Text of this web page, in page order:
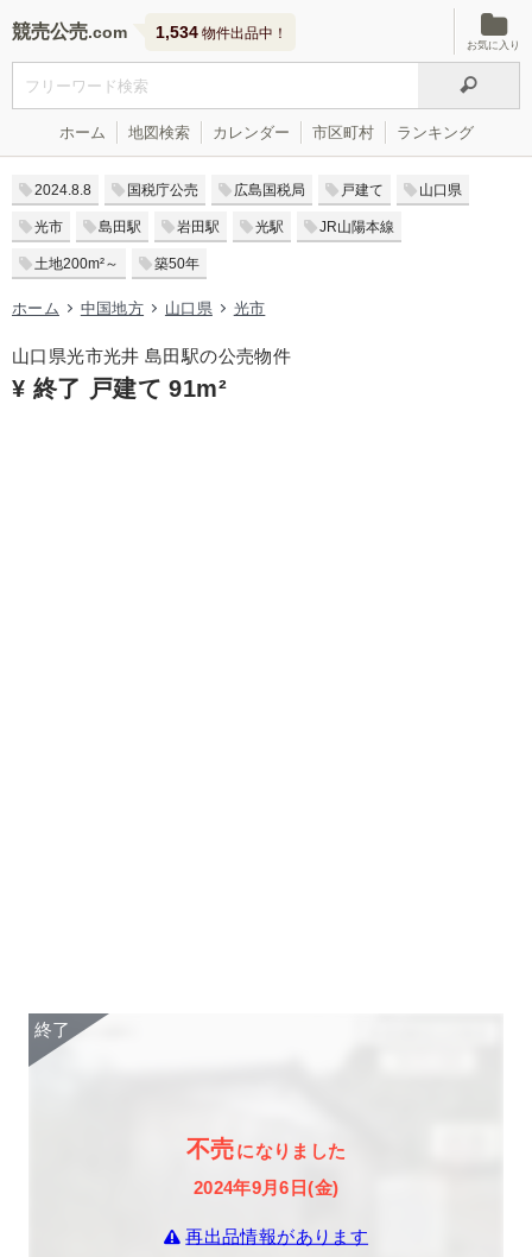
競売公売 1,534 物件出品中！
お気に入り
ホーム 地図検索 カレンダー 市区町村 ランキング
2024.8.8 国税庁公売 広島国税局 戸建て 山口県
光市 島田駅 岩田駅 光駅 JR山陽本線
土地200m²～ 築50年
ホーム 中国地方 山口県 光市
山口県光市光井 島田駅の公売物件
¥ 終了 戸建て 91m²
不売になりました
2024年9月6日(金)
再出品情報があります